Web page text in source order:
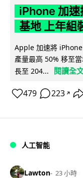
iPhone 加速
基地 上年組
Apple 加速將
產量最高 50% 移至
長至 204...
閱讀全
479 223 ↗
人工智能
Lawton 23 小時